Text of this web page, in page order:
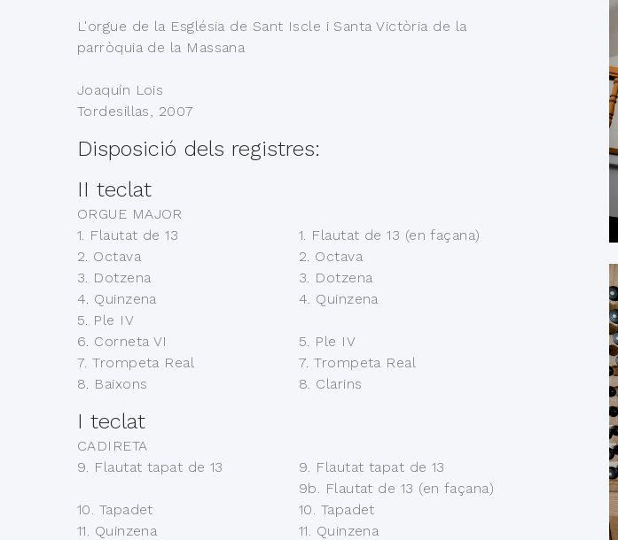
L'orgue de la Església de Sant Iscle i Santa Victòria de la
parròquia de la Massana
Joaquín Lois
Tordesillas, 2007
Disposició dels registres:
II teclat
ORGUE MAJOR
1. Flautat de 13
2. Octava
3. Dotzena
4. Quinzena
5. Ple IV
6. Corneta VI
7. Trompeta Real
8. Baixons
1. Flautat de 13 (en façana)
2. Octava
3. Dotzena
4. Quinzena
5. Ple IV
7. Trompeta Real
8. Clarins
I teclat
CADIRETA
9. Flautat tapat de 13
10. Tapadet
11. Quinzena
9. Flautat tapat de 13
9b. Flautat de 13 (en façana)
10. Tapadet
11. Quinzena